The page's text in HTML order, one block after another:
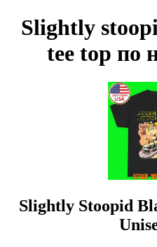
Slightly
tee top по
Slightly Stoopid